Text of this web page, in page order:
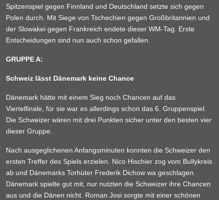
Spitzenspiel gegen Finnland und Deutschland setzte sich gegen
Polen durch. Mit Siege von Tschechien gegen Großbritannien und
der Slowakei gegen Frankreich endete dieser WM-Tag. Erste
Entscheidungen sind nun auch schon gefallen.
GRUPPE A:
Schweiz lässt Dänemark keine Chance
Dänemark hätte mit einem Sieg noch Chancen auf das
Viertelfinale, für sie war es allerdings schon das 6. Gruppenspiel.
Die Schweizer wären mit drei Punkten sicher unter den besten vier
dieser Gruppe.
Nach ausgeglichenen Anfangsminuten konnten die Schweizer den
ersten Treffer des Spiels erzielen. Nico Hischier zog vom Bullykreis
ab und Dänemarks Torhüter Frederik Dichow wa geschlagen.
Dänemark spielte gut mit, nur nutzten die Schweizer ihre Chancen
aus und die Dänen nicht. Roman Josi sorgte mit einer schönen